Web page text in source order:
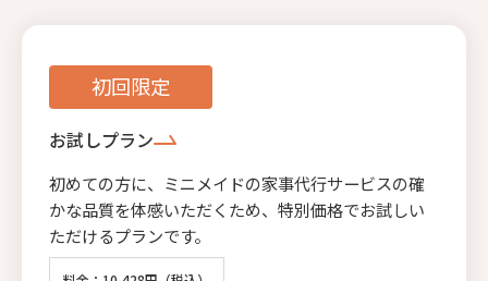
初回限定
お試しプラン
初めての方に、ミニメイドの家事代行サービスの確
かな品質を体感いただくため、特別価格でお試しい
ただけるプランです。